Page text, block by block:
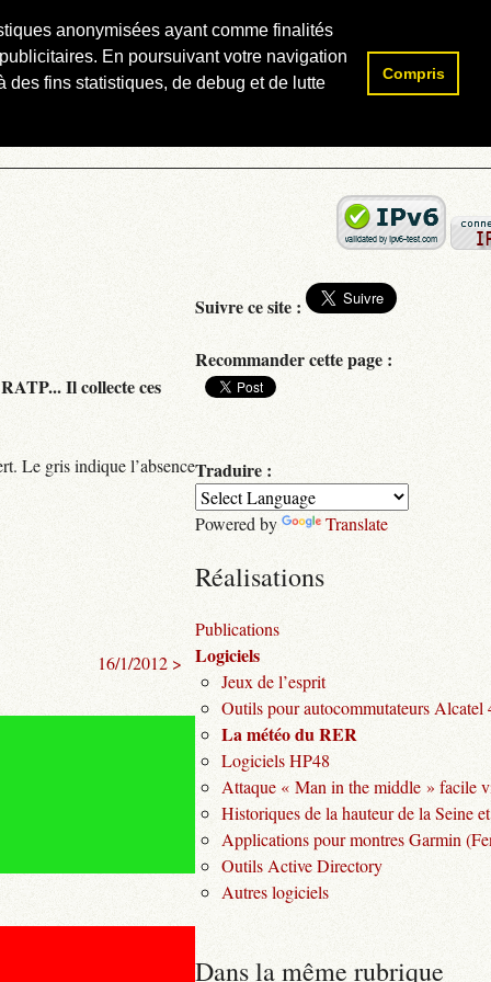
anonymisées ayant comme finalités
En poursuivant votre navigation
des fins statistiques, de debug et de lutte
Compris
Il collecte ces
Le gris indique l’absence
16/1/2012 >
Rechercher :
Suivre ce site :
Recommander cette page :
Traduire :
Powered by Translate
Réalisations
Publications
Logiciels
Jeux de l’esprit
Outils pour autocommutateurs Alcatel
La météo du RER
Logiciels HP48
Attaque « Man in the middle » facile
Historiques de la hauteur de la Seine
Applications pour montres Garmin
Outils Active Directory
Autres logiciels
Dans la même rubrique